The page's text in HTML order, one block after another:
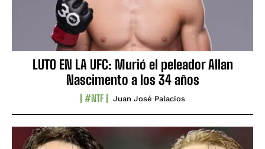
LUTO EN LA UFC: Murió el peleador Allan
Nascimento a los 34 años
#NTF Juan José Palacios